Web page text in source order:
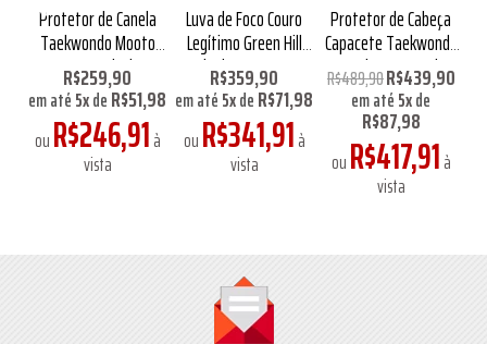
Protetor de Canela
Taekwondo Mooto
Extera Black
Aprovado pela WT
R$259,90
em até5xdeR$51,98
ouR$246,91à
vista
Luva de Foco Couro
Legítimo Green Hill
Elysian Marrom
R$359,90
em até5xdeR$71,98
ouR$341,91à
vista
Protetor de Cabeça
Capacete Taekwondo
Daedo com Grade
Aprovado WT
R$489,90R$439,90
em até5xde
R$87,98
ouR$417,91à
vista